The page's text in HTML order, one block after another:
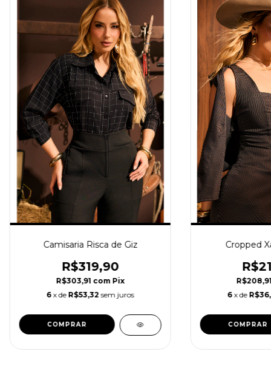
Camisaria Risca de Giz
R$319,90
R$303,91 com Pix
6 x de R$53,32 sem juros
COMPRAR
Cropped
6 x de
COMPRAR